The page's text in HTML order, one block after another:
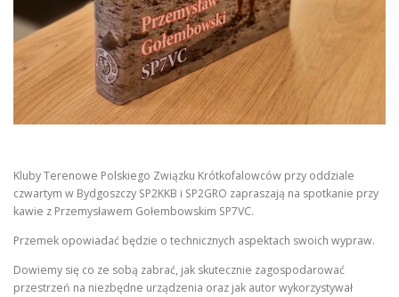
Kluby Terenowe Polskiego Związku Krótkofalowców przy oddziale
czwartym w Bydgoszczy SP2KKB i SP2GRO zapraszają na spotkanie przy
kawie z Przemysławem Gołembowskim SP7VC.
Przemek opowiadać będzie o technicznych aspektach swoich wypraw.
Dowiemy się co ze sobą zabrać, jak skutecznie zagospodarować
przestrzeń na niezbędne urządzenia oraz jak autor wykorzystywał